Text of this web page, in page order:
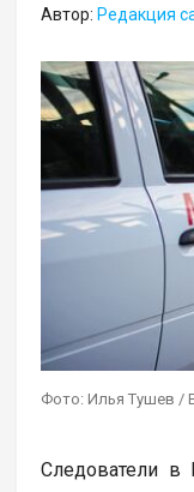
Автор: Редакция
Фото: Илья Тушев /
Следователи в